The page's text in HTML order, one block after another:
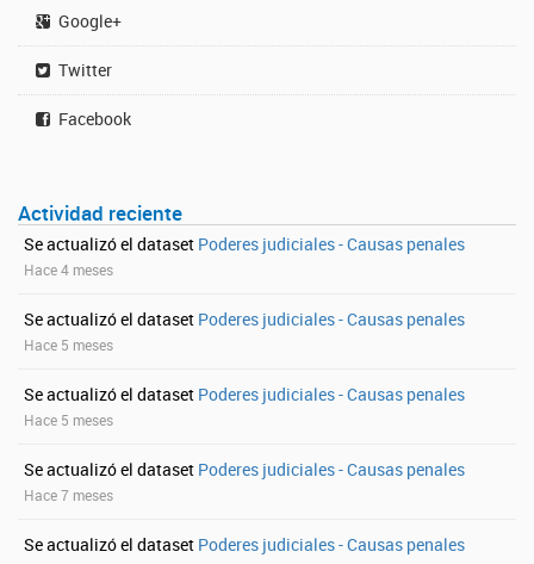
Google+
Twitter
Facebook
Actividad reciente
Se actualizó el dataset Poderes judiciales - Causas penales
Hace 4 meses
Se actualizó el dataset Poderes judiciales - Causas penales
Hace 5 meses
Se actualizó el dataset Poderes judiciales - Causas penales
Hace 5 meses
Se actualizó el dataset Poderes judiciales - Causas penales
Hace 7 meses
Se actualizó el dataset Poderes judiciales - Causas penales